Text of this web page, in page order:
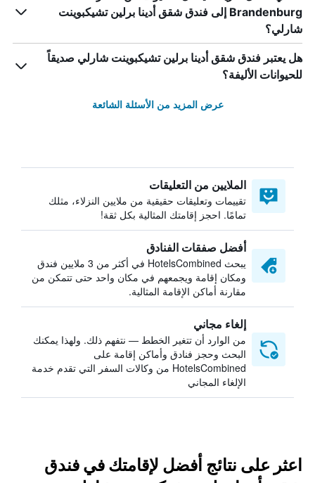
Brandenburg إلى فندق شقق أدينا برلين تشيكبوينت
شارلي؟
هل يعتبر فندق شقق أدينا برلين تشيكبوينت شارلي صديقاً
للحيوانات الأليفة؟
عرض المزيد من الأسئلة الشائعة
الملايين من التعليقات
تقييمات وتعليقات حقيقية من ملايين النزلاء، مثلك
تمامًا. احجز إقامتك المثالية بكل ثقة!
أفضل صفقات الفنادق
يبحث HotelsCombined في أكثر من 3 ملايين فندق
ومكان إقامة ويجمعهم في مكان واحد حتى تتمكن من
مقارنة أماكن الإقامة المثالية.
إلغاء مجاني
من الوارد أن تتغير الخطط — نتفهم ذلك. ولهذا يمكنك
البحث وحجز فنادق وأماكن إقامة على
HotelsCombined من وكالات السفر التي تقدم خدمة
الإلغاء المجاني
اعثر على نتائج أفضل لإقامتك في فندق